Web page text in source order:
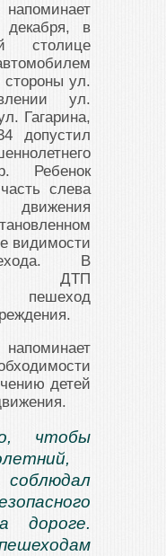
в
столице
стороны ул.
ул.
Гагарина,
допустил
Ребенок
слева
видимости
В
ДТП
пешеход
детей
чтобы
дороге.